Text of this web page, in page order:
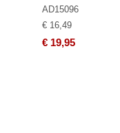
AD15096
€ 16,49
€ 19,95